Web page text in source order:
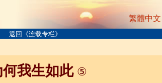
返回《连载专栏》
何我生如此 ⑤
繁體中文